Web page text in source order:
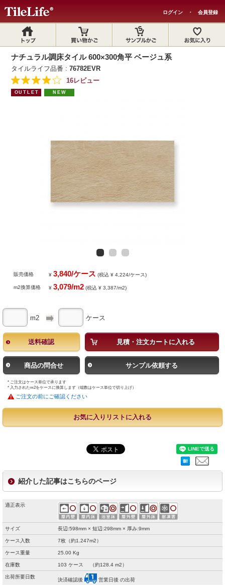
ログイン ・ 会員登録
ナチュラル調床タイル 600×300角平 ベージュ系
タイルライフ品番 :76782EVR
16レビュー
OUTLET NEW
販売価格 ¥3,840/ケース (税込 ¥ 4,224/ケース)
m2換算価格 ¥3,079/m2 (税込 ¥ 3,387/m2)
m2 ケース
送料確認 見積・注文カートに入れる
商品の問合せ サンプル依頼する
* ご注文はケース単位で承ります
* 入力されたm2をケースに換算します（端数はケース単位で切り上げ）
ご注文の前にご確認ください
お気に入りリストに入れる
紹介した記事はこちらのページ
適正表示
サイズ 長辺:598mm × 短辺:298mm × 厚み:9mm
ケース入数 7枚（約1.247m2）
ケース重量 25.00 Kg
在庫数 103 ケース （約128.4 m2）
出荷所要日数
決済確認後 営業日後 の出荷